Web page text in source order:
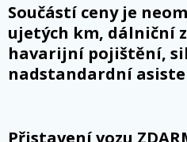
Součástí ceny je
ujetých km, dálniční
havarijní pojištění,
nadstandardní
Přistavení vozu